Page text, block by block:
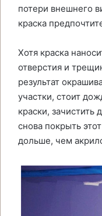
потери внешнего
краска
Хотя краска
отверстия и
результат
участки, стоит
краски,
снова покрыть
дольше, чем